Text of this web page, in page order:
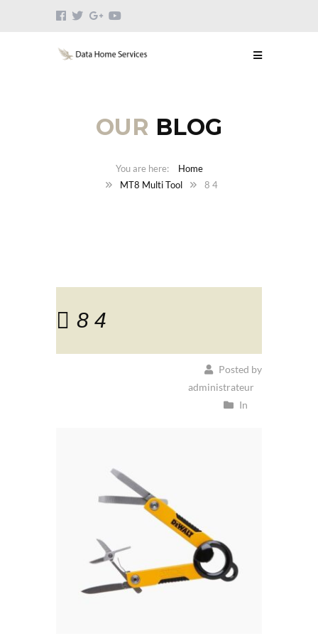
OUR BLOG
Home
MT8 Multi Tool
8 4
8 4
Posted by
administrateur
In